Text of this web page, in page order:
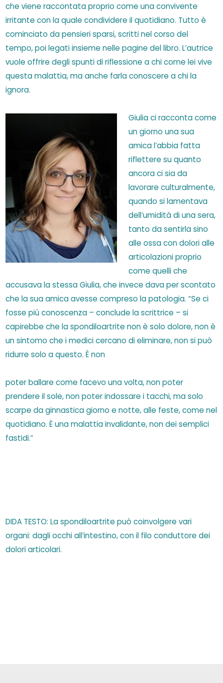
che viene raccontata proprio come una convivente
irritante con la quale condividere il quotidiano. Tutto è
cominciato da pensieri sparsi, scritti nel corso del
tempo, poi legati insieme nelle pagine del libro. L’autrice
vuole offrire degli spunti di riflessione a chi come lei vive
questa malattia, ma anche farla conoscere a chi la
ignora.
Giulia ci racconta come
un giorno una sua
amica l’abbia fatta
riflettere su quanto
ancora ci sia da
lavorare culturalmente,
quando si lamentava
dell’umidità di una sera,
tanto da sentirla sino
alle ossa con dolori alle
articolazioni proprio
come quelli che
accusava la stessa Giulia, che invece dava per scontato
che la sua amica avesse compreso la patologia. “Se ci
fosse più conoscenza – conclude la scrittrice – si
capirebbe che la spondiloartrite non è solo dolore, non è
un sintomo che i medici cercano di eliminare, non si può
ridurre solo a questo. È non
poter ballare come facevo una volta, non poter
prendere il sole, non poter indossare i tacchi, ma solo
scarpe da ginnastica giorno e notte, alle feste, come nel
quotidiano. È una malattia invalidante, non dei semplici
fastidi.”
DIDA TESTO: La spondiloartrite può coinvolgere vari
organi: dagli occhi all’intestino, con il filo conduttore dei
dolori articolari.